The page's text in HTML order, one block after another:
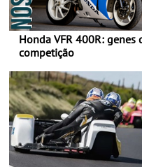
Honda VFR 400R: genes
competição